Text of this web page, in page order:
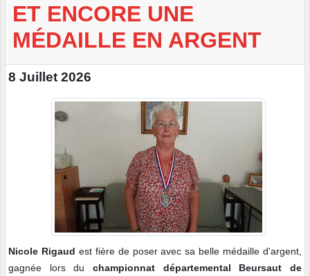
ET ENCORE UNE
MÉDAILLE EN ARGENT
8 Juillet 2026
Nicole Rigaud est fière de poser avec sa belle médaille d'argent,
gagnée lors du championnat départemental Beursaut de